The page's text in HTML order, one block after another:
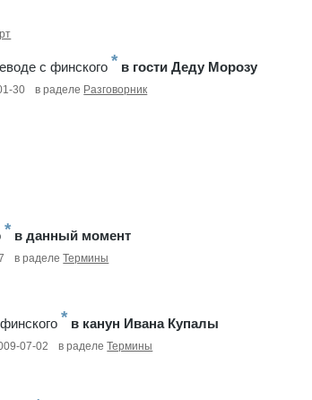
c финского * в гости Деду Морозу
30 в раделе Разговорник
* в данный момент
в раделеТермины
* в канун Ивана Купалы
07-02 в раделеТермины